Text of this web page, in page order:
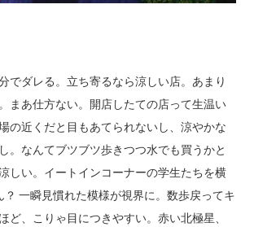
でダレる。立ち寄るなら涼しい店。あまり
まあ仕方ない。開店したての店って生温い
の近くだと目もあてられないし、涼やかな
。なんてブツブツ歩きつつ水でも買うかと
しい。イートインコーナーの学生たちを横
一瞬見慣れた模様が視界に。数歩戻ってキ
ど、こりゃ目につきやすい。赤い北極星、